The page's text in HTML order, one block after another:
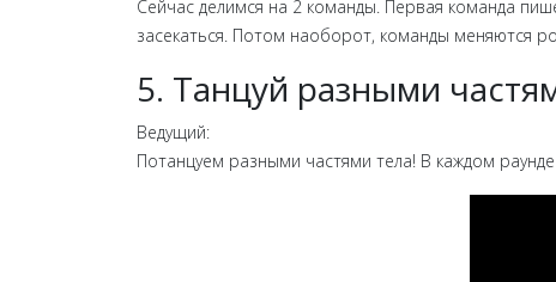
Сейчас делимся на 2 команды. Первая команда
засекаться. Потом наоборот, команды меняются
5. Танцуй разными
Ведущий:
Потанцуем разными частями тела! В каждом